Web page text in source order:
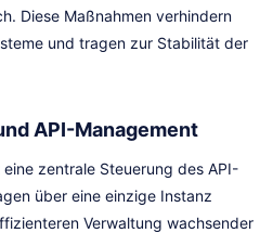
Diese Maßnahmen verhindern
und tragen zur Stabilität der
API-Management
zentrale Steuerung des API-
über eine einzige Instanz
Verwaltung wachsender